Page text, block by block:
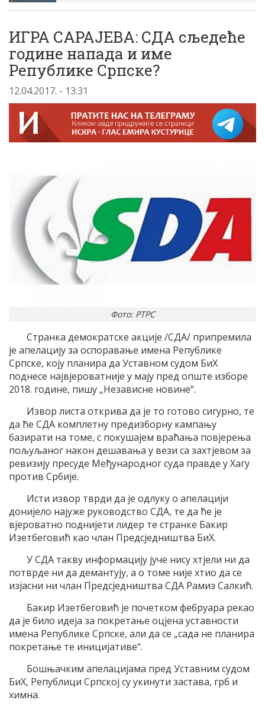
ИГРА САРАЈЕВА: СДА сљедеће
године напада и име
Републике Српске?
12.04.2017. - 13:31
Фото: РТРС
Странка демократске акције /СДА/ припремила
је апелацију за оспоравање имена Републике
Српске, коју планира да Уставном судом БиХ
поднесе највјероватније у мају пред опште изборе
2018. године, пишу „Независне новине“.
Извор листа открива да је то готово сигурно, те
да ће СДА комплетну предизборну кампању
базирати на томе, с покушајем враћања повјерења
пољуљаног након дешавања у вези са захтјевом за
ревизију пресуде Међународног суда правде у Хагу
против Србије.
Исти извор тврди да је одлуку о апелацији
донијело најуже руководство СДА, те да ће је
вјероватно поднијети лидер те странке Бакир
Изетбеговић као члан Предсједништва БиХ.
У СДА такву информацију јуче нису хтјели ни да
потврде ни да демантују, а о томе није хтио да се
изјасни ни члан Предсједништва СДА Рамиз Салкић.
Бакир Изетбеговић је почетком фебруара рекао
да је било идеја за покретање оцјена уставности
имена Републике Српске, али да се „сада не планира
покретање те иницијативе“.
Бошњачким апелацијама пред Уставним судом
БиХ, Републици Српској су укинути застава, грб и
химна.